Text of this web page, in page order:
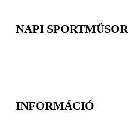
NAPI SPORTMŰSOR
INFORMÁCIÓ